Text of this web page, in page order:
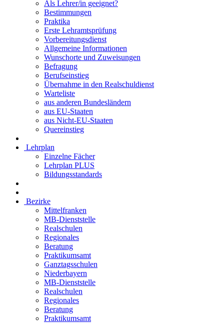
Als Lehrer/in geeignet?
Bestimmungen
Praktika
Erste Lehramtsprüfung
Vorbereitungsdienst
Allgemeine Informationen
Wunschorte und Zuweisungen
Befragung
Berufseinstieg
Übernahme in den Realschuldienst
Warteliste
aus anderen Bundesländern
aus EU-Staaten
aus Nicht-EU-Staaten
Quereinstieg
Lehrplan
Einzelne Fächer
Lehrplan PLUS
Bildungsstandards
Bezirke
Mittelfranken
MB-Dienststelle
Realschulen
Regionales
Beratung
Praktikumsamt
Ganztagsschulen
Niederbayern
MB-Dienststelle
Realschulen
Regionales
Beratung
Praktikumsamt